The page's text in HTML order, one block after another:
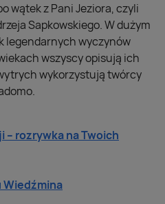
wątek z Pani Jeziora, czyli
Sapkowskiego. W dużym
legendarnych wyczynów
wszyscy opisują ich
wykorzystują twórcy
– rozrywka na Twoich
Wiedźmina